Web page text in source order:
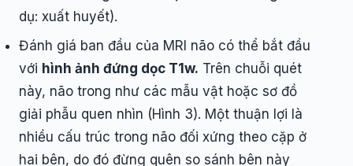
dụ: xuất huyết).
Đánh giá ban đầu của MRI não có thể bắt đầu
với hình ảnh đứng dọc T1w. Trên chuỗi quét
này, não trong như các mẫu vật hoặc sơ đồ
giải phẫu quen nhìn (Hình 3). Một thuận lợi là
nhiều cấu trúc trong não đối xứng theo cặp ở
hai bên, do đó đừng quên so sánh bên này